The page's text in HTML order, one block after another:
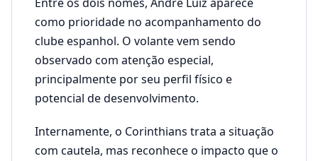
como prioridade no acompanhamento do
clube espanhol. O volante vem sendo
observado com atenção especial,
principalmente por seu perfil físico e
potencial de desenvolvimento.
Internamente, o Corinthians trata a situação
com cautela, mas reconhece o impacto que o